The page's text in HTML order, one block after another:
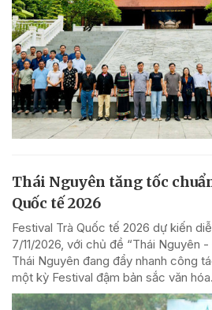
Thái Nguyên tăng tốc
Quốc tế 2026
Festival Trà Quốc tế 2026 dự kiến
7/11/2026, với chủ đề “Thái Nguyên
Thái Nguyên đang đẩy nhanh công
một kỳ Festival đậm bản sắc văn